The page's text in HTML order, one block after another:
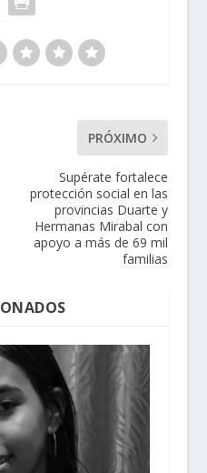
PRÓXIMO
Supérate fortalece
protección social en las
provincias Duarte y
Hermanas Mirabal con
apoyo a más de 69 mil
familias